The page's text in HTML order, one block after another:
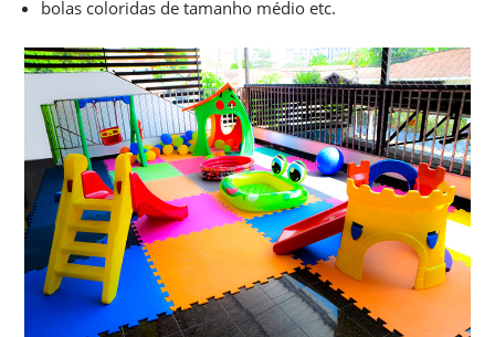
bolas coloridas de tamanho médio etc.